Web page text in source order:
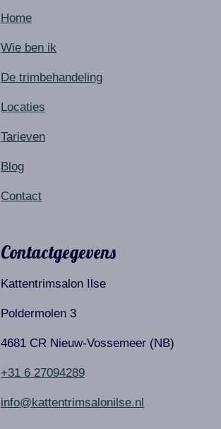
Home
Wie ben ik
De trimbehandeling
Locaties
Tarieven
Blog
Contact
Contactgegevens
Kattentrimsalon Ilse
Poldermolen 3
4681 CR Nieuw-Vossemeer (NB)
+31 6 27094289
info@kattentrimsalonilse.nl